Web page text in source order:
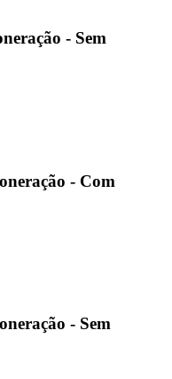
- Sem
- Com
- Sem